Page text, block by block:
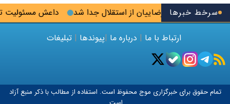
سرخط خبرها داعش مسئولیت رامین رضاییان از استقلال جدا شد
ارتباط با ما | درباره ما |پیوندها | تبلیغات
تمام حقوق برای خبرگزاری موج محفوظ است. استفاده از مطالب با ذکر منبع آزاد